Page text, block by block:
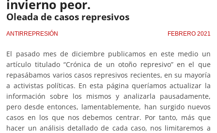
invierno peor.
Oleada de casos represivos
ANTIRREPRESIÓN FEBRERO 2021
El pasado mes de diciembre publicamos en este medio un
artículo titulado “Crónica de un otoño represivo” en el que
repasábamos varios casos represivos recientes, en su mayoría
a activistas políticas. En esta página queríamos actualizar la
información sobre los mismos y analizarla pausadamente,
pero desde entonces, lamentablemente, han surgido nuevos
casos en los que nos debemos centrar. Por tanto, más que
hacer un análisis detallado de cada caso, nos limitaremos a